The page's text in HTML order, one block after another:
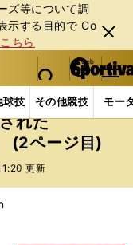
ズ等について調
⽰する⽬的で Co
ちら
閉じ
る
web Sportiva (webスポルティーバ)
検索
マイペ
ー
ジ
メニュ
球技 その他競技 モー
表 日本代表 『
れた
(2ページ目)
更新